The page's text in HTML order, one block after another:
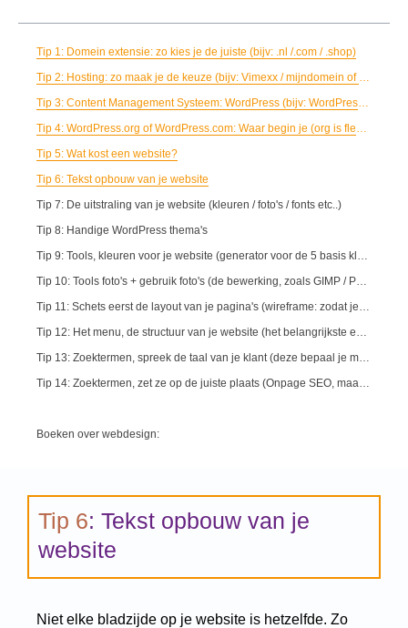
Tip 1: Domein extensie: zo kies je de juiste (bijv: .nl /.com / .shop)
Tip 2: Hosting: zo maak je de keuze (bijv: Vimexx / mijndomein of sneller)
Tip 3: Content Management Systeem: WordPress (bijv: WordPress / Joomla / Dupral of Magento ...)
Tip 4: WordPress.org of WordPress.com: Waar begin je (org is flexibeler dan com.)
Tip 5: Wat kost een website?
Tip 6: Tekst opbouw van je website
Tip 7: De uitstraling van je website (kleuren / foto's / fonts etc..)
Tip 8: Handige WordPress thema's
Tip 9: Tools, kleuren voor je website (generator voor de 5 basis kleuren)
Tip 10: Tools foto's + gebruik foto's (de bewerking, zoals GIMP / Photoshop of Paintshop)
Tip 11: Schets eerst de layout van je pagina's (wireframe: zodat je visualiseert wat belangrijk is)
Tip 12: Het menu, de structuur van je website (het belangrijkste eerst: dit geld ook voor je menu)
Tip 13: Zoektermen, spreek de taal van je klant (deze bepaal je met bijv. de zoekwoordenplanner van Google)
Tip 14: Zoektermen, zet ze op de juiste plaats (Onpage SEO, maar ook interne links zijn belangrijk)
Boeken over webdesign:
Tip 6: Tekst opbouw van je
website
Niet elke bladzijde op je website is hetzelfde. Zo